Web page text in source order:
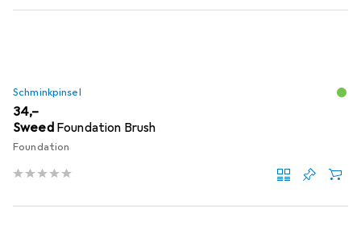
Schminkpinsel
EUR
34,–
Sweed Foundation Brush
Foundation